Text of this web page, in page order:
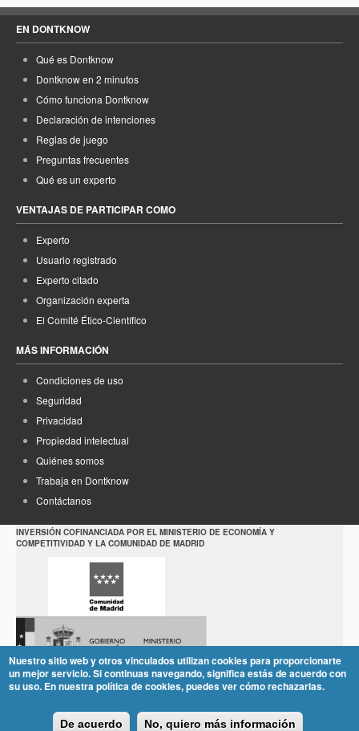
EN DONTKNOW
Qué es Dontknow
Dontknow en 2 minutos
Cómo funciona Dontknow
Declaración de intenciones
Reglas de juego
Preguntas frecuentes
Qué es un experto
VENTAJAS DE PARTICIPAR COMO
Experto
Usuario registrado
Experto citado
Organización experta
El Comité Ético-Científico
MÁS INFORMACIÓN
Condiciones de uso
Seguridad
Privacidad
Propiedad intelectual
Quiénes somos
Trabaja en Dontknow
Contáctanos
INVERSIÓN COFINANCIADA POR EL MINISTERIO DE ECONOMÍA Y
COMPETITIVIDAD Y LA COMUNIDAD DE MADRID
Nuestro sitio web y otros vinculados utilizan cookies para proporcionarte
un mejor servicio. Si continuas navegando, significa estás de acuerdo con
su uso. En nuestra política de cookies, puedes ver cómo rechazarlas.
De acuerdo No, quiero más información